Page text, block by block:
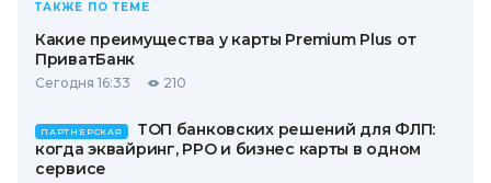
ТАКЖЕ ПО ТЕМЕ
Какие преимущества у карты Premium Plus от
ПриватБанк
Сегодня 16:33 210
ПАРТНЕРСКАЯ
ТОП банковских решений для ФЛП:
когда эквайринг, РРО и бизнес карты в одном
сервисе